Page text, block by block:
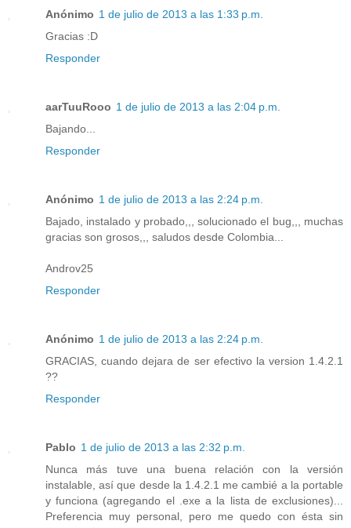
Anónimo 1 de julio de 2013 a las 1:33 p.m.
Gracias :D
Responder
aarTuuRooo 1 de julio de 2013 a las 2:04 p.m.
Bajando...
Responder
Anónimo 1 de julio de 2013 a las 2:24 p.m.
Bajado, instalado y probado,,, solucionado el bug,,, muchas
gracias son grosos,,, saludos desde Colombia...
Androv25
Responder
Anónimo 1 de julio de 2013 a las 2:24 p.m.
GRACIAS, cuando dejara de ser efectivo la version 1.4.2.1
??
Responder
Pablo 1 de julio de 2013 a las 2:32 p.m.
Nunca más tuve una buena relación con la versión
instalable, así que desde la 1.4.2.1 me cambié a la portable
y funciona (agregando el .exe a la lista de exclusiones)...
Preferencia muy personal, pero me quedo con ésta sin